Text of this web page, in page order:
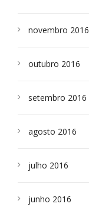
novembro 2016
outubro 2016
setembro 2016
agosto 2016
julho 2016
junho 2016